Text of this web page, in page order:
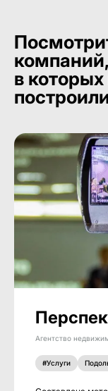
компаний,
в
Агентство
#Услуги